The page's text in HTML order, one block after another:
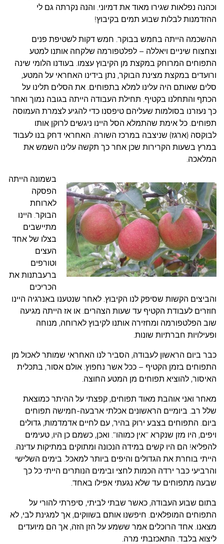
וכהנה נפלאות שגירו מאוד את דמיוני. והנה נקרתה גם לי
ההזדמנות לבלות שבוע תמים בקיבוץ!
ההשכמה הייתה בחמש בבוקר. חמש דקות לשטיפת פנים
וצחצוח שיניים ויאללה – לפלטפורמה שלקחה אותנו למטע
התפוחים המרוחק במקצת מן הקיבוץ עצמו. בעודנו הלומי שינה
ורועדים במקצת מצינת הבוקר, נתן בידינו האחראי על המטע,
סלים שאותם היה עלינו למלא בתפוחים. את הסלים תלינו על
הכתף והתחלנו בקטיף. תחילת העבודה הייתה בגובה נמוך ואחר
כך נעזרנו בסולמות שעליהם טיפסנו כדי להגיע לצמרת העמוסה
תפוחים. כל אימת שהתמלא הסל היינו ניגשים לרוקן אותו
לבוקסה (ארגז) שניצבה במרכז השורה. האחראי דחק בנו לעבוד
במרץ בשעות הקרירות שכן אחר כך תקשה עלינו השמש את
המלאכה.
בשמונה הייתה
הפסקה
לארוחת
הבוקר. היינו
מתיישבים
בצלו של אחד
העצים
וטורפים
ברעבתנות את
הכריכים
והביצים הקשות שסיפק לנו הקיבוץ. לאחר שנטענו באנרגיה היינו
חוזרים לעבודת הקטיף עד שעות הצהרים. או אז הייתה מגיעה
שוב הפלטפורמה ומחזירה אותנו לקיבוץ לארוחה, מנוחה
ופעילויות חברתיות שונות.
כבר ביום הראשון לעבודה, הסביר לנו האחראי שמותר לאכול מן
התפוחים בזמן הקטיף – ככל אשר נחפוץ. אולם אסור, בתכלית
האיסור, להוציא תפוחים מן המטע החוצה.
מאחר ואני אוהבת מאוד תפוחים, קפצתי על ההיתר כמוצאת
שלל רב. ביומיים הראשונים אכלתי ארבעה-חמישה תפוחים
ביום. התפוחים בצבע ירוק בהיר, עם לחיים אדמדמות, גדולים
ויפים, היו מזן שנקרא "אין כמוהו". ואכן, כשמם כן היו, טעימים
להפליא! הם היו קשים במידה הנכונה ומתוקים במתיקות עדינה.
הייתי בוחרת את הגדולים והיפים ביותר למאכל. בימים השלישי
והרביעי כבר ירדה הכמות לחצי ובימים הנותרים הייתי כל כך
שבעה מתפוחים עד שלא נגעתי אפילו באחד.
בתום שבוע העבודה, כאשר שבתי לביתי, סיפרתי להורי על
התפוחים המופלאים. חיפשנו אותם בשווקים, אך למגינת לבי, לא
מצאנו. אחד הרוכלים אמר ששמע על הזן הזה, אך הם מיועדים
ליצוא בלבד. התאכזבתי מרה.